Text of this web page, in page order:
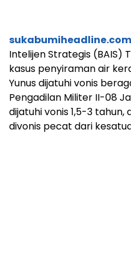
sukabumiheadline.com
Intelijen Strategis (BAIS)
kasus penyiraman air
Yunus dijatuhi vonis
Pengadilan Militer II-08
dijatuhi vonis 1,5-3
divonis pecat dari